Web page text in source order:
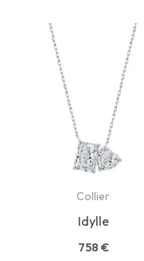
Collier
Idylle
758 €